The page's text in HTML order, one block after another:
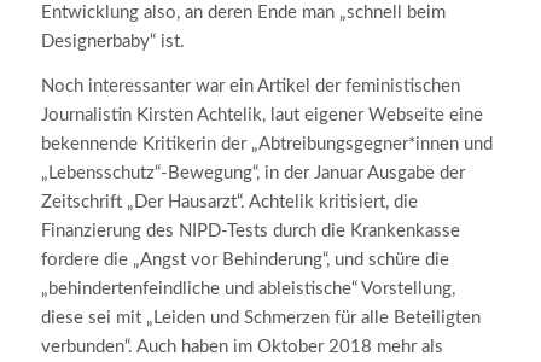
Entwicklung also, an deren Ende man „schnell beim
Designerbaby“ ist.
Noch interessanter war ein Artikel der feministischen
Journalistin Kirsten Achtelik, laut eigener Webseite eine
bekennende Kritikerin der „Abtreibungsgegner*innen und
„Lebensschutz“-Bewegung“, in der Januar Ausgabe der
Zeitschrift „Der Hausarzt“. Achtelik kritisiert, die
Finanzierung des NIPD-Tests durch die Krankenkasse
fordere die „Angst vor Behinderung“, und schüre die
„behindertenfeindliche und ableistische“ Vorstellung,
diese sei mit „Leiden und Schmerzen für alle Beteiligten
verbunden“. Auch haben im Oktober 2018 mehr als